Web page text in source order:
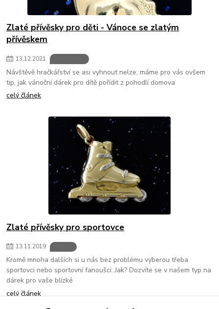
Zlaté přívěsky pro děti - Vánoce se zlatým
přívěskem
13.12.2021
Návštěvě hračkářství se asi vyhnout nelze, máme pro vás ovšem
tip, jak vánoční dárek pro dítě pořídit z pohodlí domova
celý článek
Zlaté přívěsky pro sportovce
13.11.2019
Kromě mnoha dalších si u nás bez problému vyberou třeba
sportovci nebo sportovní fanoušci. Jak? Dozvíte se v našem typ na
dárek pro vaše blízké
celý článek